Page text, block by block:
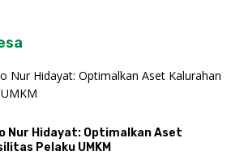
Nur Hidayat: Optimalkan Aset
Pelaku UMKM